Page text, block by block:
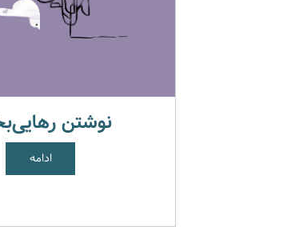
نوشتن
ادامه